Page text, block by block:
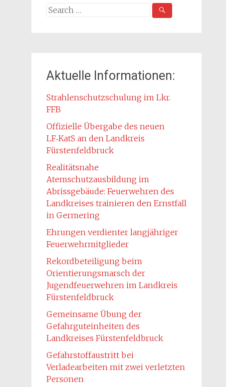
Search
Aktuelle Informationen:
Strahlenschutzschulung im Lkr.
FFB
Offizielle Übergabe des neuen
LF‑KatS an den Landkreis
Fürstenfeldbruck
Realitätsnahe
Atemschutzausbildung im
Abrissgebäude: Feuerwehren des
Landkreises trainieren den Ernstfall
in Germering
Ehrungen verdienter langjähriger
Feuerwehrmitglieder
Rekordbeteiligung beim
Orientierungsmarsch der
Jugendfeuerwehren im Landkreis
Fürstenfeldbruck
Gemeinsame Übung der
Gefahrguteinheiten des
Landkreises Fürstenfeldbruck
Gefahrstoffaustritt bei
Verladearbeiten mit zwei verletzten
Personen